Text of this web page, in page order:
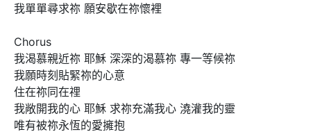
我單單尋求祢 願安歇在祢懷裡
Chorus
我渴慕親近祢 耶穌 深深的渴慕祢 專一等候祢
我願時刻貼緊祢的心意
住在祢同在𥚃
我敞開我的心 耶穌 求祢充滿我心 澆灌我的靈
唯有被祢永恆的愛擁抱